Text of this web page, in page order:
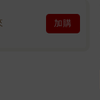
加購